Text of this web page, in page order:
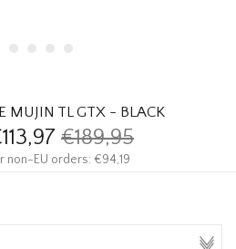
MUJIN TL GTX - BLACK
€189,95
non-EU orders: €94,19